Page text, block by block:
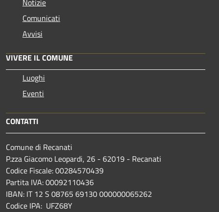
Comunicati
Avvisi
VIVERE IL COMUNE
Luoghi
Eventi
CONTATTI
Comune di Recanati
P.zza Giacomo Leopardi, 26 - 62019 - Recanati
Codice Fiscale: 00284570439
Partita IVA: 00092110436
IBAN: IT 12 S 08765 69130 000000065262
Codice IPA: UFZ68Y